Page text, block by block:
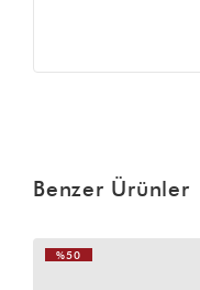
Benzer Ürünler
%50